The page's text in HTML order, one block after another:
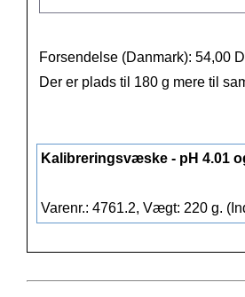
Forsendelse (Danmark): 54,00
Der er plads til 180 g mere til
Kalibreringsvæske - pH 4.01
Varenr.: 4761.2, Vægt: 220 g.